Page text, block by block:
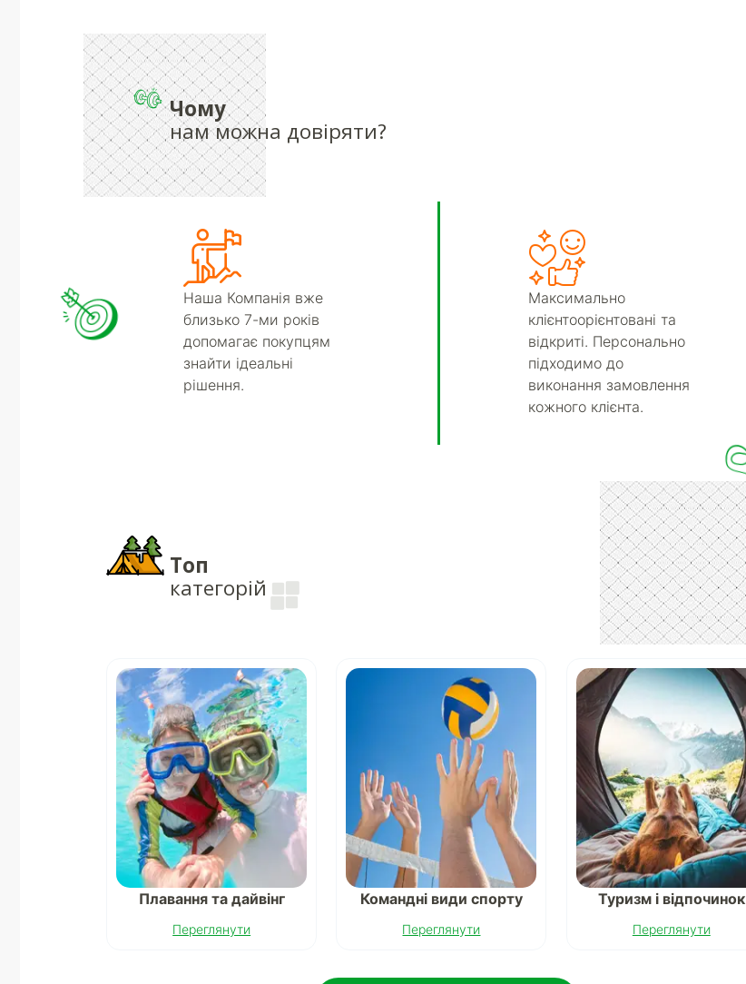
Чому
нам можна довіряти?
Наша Компанія вже
близько 7-ми років
допомагає покупцям
знайти ідеальні
рішення.
Максимально
клієнтоорієнтовані та
відкриті. Персонально
підходимо до
виконання замовлення
кожного клієнта.
Топ
категорій
Плавання та дайвінг
Переглянути
Командні види спорту
Переглянути
Туризм і відпочинок
Переглянути